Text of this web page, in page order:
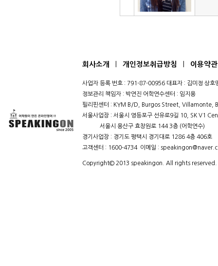
회사소개 개인정보취급방침 이용약관
사업자 등록 번호 : 791-87-00956 대표자 : 김미정 상호
정보관리 책임자 : 박연진 어학연수센터 : 임지용
필리핀센터 : KYM B/D, Burgos Street, Villamonte,
서울사업장 : 서울시 영등포구 선유로9길 10, SK V1
서울시 용산구 효창원로 144 3층 (어학연수)
경기사업장 : 경기도 평택시 경기대로 1286 4층 406호
고객센터 : 1600-4734 이메일 :
Copyright© 2013 speakingon. All rights reserved.